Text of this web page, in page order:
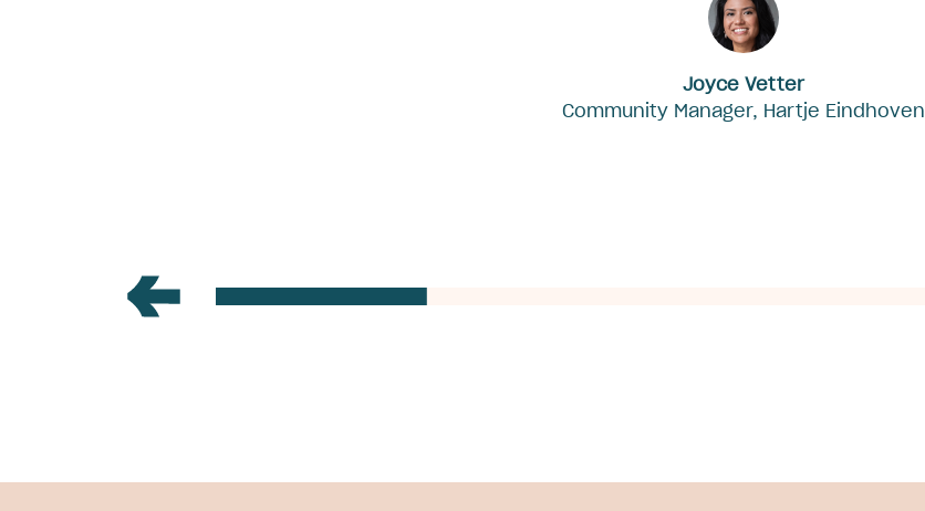
Joyce Vetter
Community Manager, Hartje Eindhoven